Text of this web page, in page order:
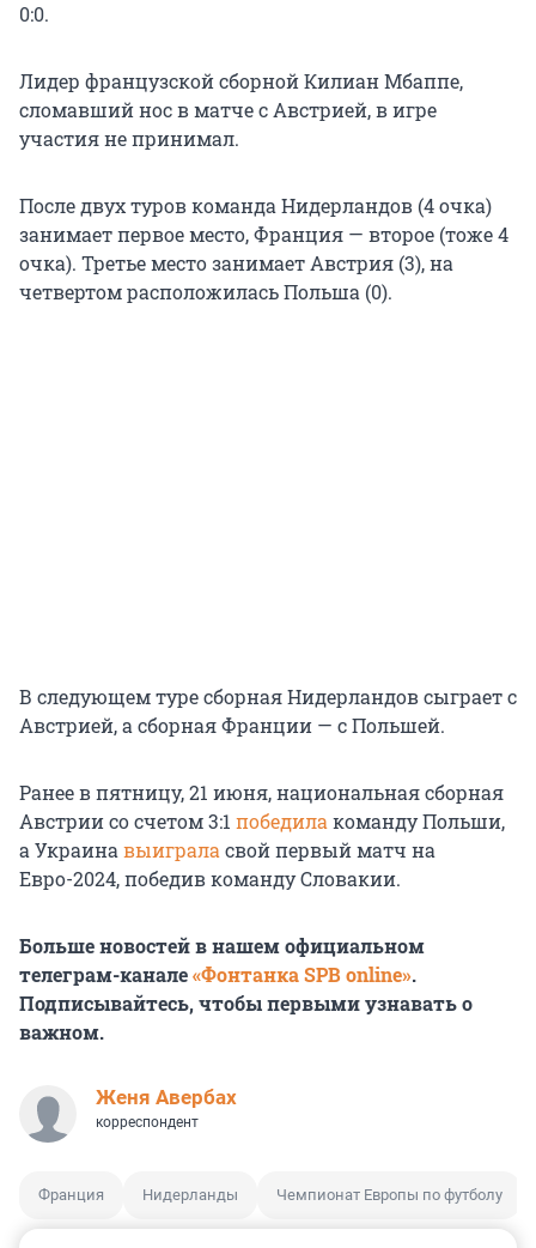
0:0.
Лидер французской сборной Килиан Мбаппе,
сломавший нос в матче с Австрией, в игре
участия не принимал.
После двух туров команда Нидерландов (4 очка)
занимает первое место, Франция — второе (тоже 4
очка). Третье место занимает Австрия (3), на
четвертом расположилась Польша (0).
В следующем туре сборная Нидерландов сыграет с
Австрией, а сборная Франции — с Польшей.
Ранее в пятницу, 21 июня, национальная сборная
Австрии со счетом 3:1 победила команду Польши,
а Украина выиграла свой первый матч на
Евро-2024, победив команду Словакии.
Больше новостей в нашем официальном
телеграм-канале«Фонтанка SPB online».
Подписывайтесь, чтобы первыми узнавать о
важном.
Женя Авербах
корреспондент
Франция Нидерланды Чемпионат Европы по футболу